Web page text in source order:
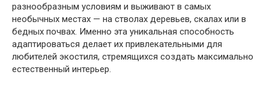
разнообразным условиям и выживают в самых
необычных местах — на стволах деревьев, скалах или в
бедных почвах. Именно эта уникальная способность
адаптироваться делает их привлекательными для
любителей экостиля, стремящихся создать максимально
естественный интерьер.